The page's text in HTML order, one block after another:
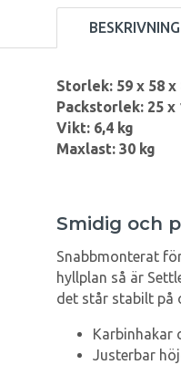
BESKRIVNING
Storlek: 59 x 58 x
Packstorlek: 25 x
Vikt: 6,4 kg
Maxlast: 30 kg
Smidig och
Snabbmonterat
hyllplan så är
det står stabilt på
Karbinhakar
Justerbar